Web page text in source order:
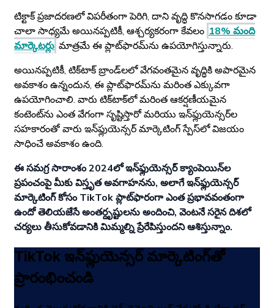
టిక్టాక్ ప్రజాదరణలో విపరీతంగా పెరిగి, దాని వృద్ధి కొనసాగడం కూడా
చాలా సాధ్యమే అయినప్పటికీ, ఆశ్చర్యకరంగా కేవలం 18% మంది
మార్కెటర్లు మాత్రమే ఈ ప్లాట్‌ఫారమ్‌ను ఉపయోగిస్తున్నారు.
అయినప్పటికీ, టిక్‌టాక్ బ్రాండ్‌లలో వేగవంతమైన వృద్ధికి అపారమైన
అవకాశం ఉన్నందున, ఈ ప్లాట్‌ఫారమ్‌ను మరింత ఎక్కువగా
ఉపయోగించాలి. వారు టిక్‌టాక్‌లో మరింత ఆకర్షణీయమైన
కంటెంట్‌ను ఎంత వేగంగా సృష్టిస్తారో మరియు ఇన్‌ఫ్లుయెన్సర్‌ల
సహకారంతో వారు ఇన్‌ఫ్లుయెన్సర్ మార్కెటింగ్ స్పేస్‌లో విజయం
సాధించే అవకాశం ఉంది.
ఈ సమగ్ర సారాంశం 2024లో ఇన్‌ఫ్లుయెన్సర్ క్యాంపెయిన్‌ల
ప్రపంచంపై మీకు విస్తృత అవగాహనను, అలాగే ఇన్‌ఫ్లుయెన్సర్
మార్కెటింగ్ కోసం TikTok ప్లాట్‌ఫారంగా ఎంత ప్రభావవంతంగా
ఉందో తెలియజేసే అంతర్దృష్టులను అందించి, వెంటనే సరైన దిశలో
చర్యలు తీసుకోవడానికి మిమ్మల్ని ప్రేరేపిస్తుందని ఆశిస్తున్నాం.
TikTok ఇన్‌ఫ్లుయెన్సర్ మార్కెటింగ్‌తో
ప్రారంభించండి